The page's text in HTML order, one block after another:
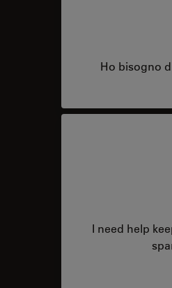
Ho bisogno
I need help